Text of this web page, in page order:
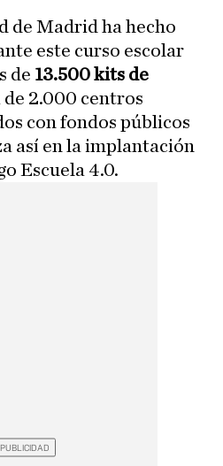
de Madrid ha hecho
este curso escolar
de 13.500 kits de
de 2.000 centros
con fondos públicos
así en la implantación
Escuela 4.0.